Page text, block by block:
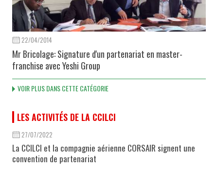
22/04/2014
Mr Bricolage: Signature d'un partenariat en master-
franchise avec Yeshi Group
VOIR PLUS DANS CETTE CATÉGORIE
LES ACTIVITÉS DE LA CCILCI
27/07/2022
La CCILCI et la compagnie aérienne CORSAIR signent une
convention de partenariat